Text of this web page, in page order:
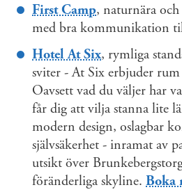
First Camp, naturnära
med bra kommunikation
Hotel At Six, rymliga
sviter - At Six erbjuder
Oavsett vad du väljer har
får dig att vilja stanna lite
modern design, oslagbar
självsäkerhet - inramat av
utsikt över
föränderliga skyline. Boka